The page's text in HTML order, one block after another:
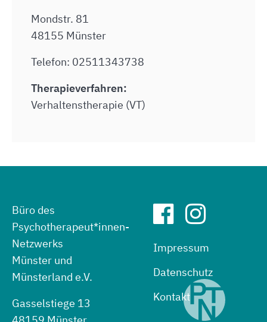
Mondstr. 81
48155 Münster
Telefon: 02511343738
Therapieverfahren:
Verhaltenstherapie (VT)
Büro des
Psychotherapeut*innen-
Netzwerks
Münster und
Münsterland e.V.
Gasselstiege 13
Impressum
Datenschutz
Kontakt